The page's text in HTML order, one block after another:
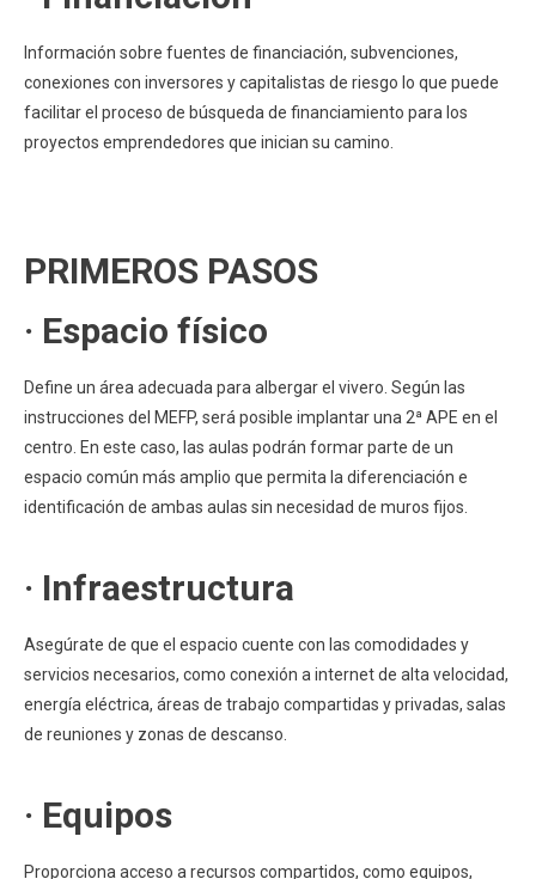
Información sobre fuentes de financiación, subvenciones,
conexiones con inversores y capitalistas de riesgo lo que puede
facilitar el proceso de búsqueda de financiamiento para los
proyectos emprendedores que inician su camino.
PRIMEROS PASOS
· Espacio físico
Define un área adecuada para albergar el vivero. Según las
instrucciones del MEFP, será posible implantar una 2ª APE en el
centro. En este caso, las aulas podrán formar parte de un
espacio común más amplio que permita la diferenciación e
identificación de ambas aulas sin necesidad de muros fijos.
· Infraestructura
Asegúrate de que el espacio cuente con las comodidades y
servicios necesarios, como conexión a internet de alta velocidad,
energía eléctrica, áreas de trabajo compartidas y privadas, salas
de reuniones y zonas de descanso.
· Equipos
Proporciona acceso a recursos compartidos, como equipos,